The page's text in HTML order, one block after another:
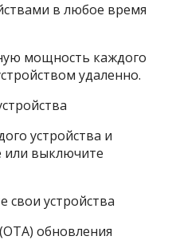
в любое время
мощность каждого
удаленно.
устройства и
или выключите
свои устройства
обновления